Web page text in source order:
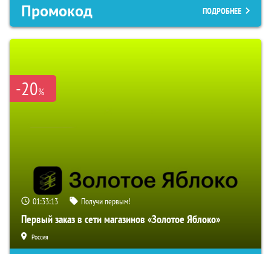
Промокод ПОДРОБНЕЕ
-20%
01:33:13 Получи первым!
Первый заказ в сети магазинов «Золотое Яблоко»
Россия